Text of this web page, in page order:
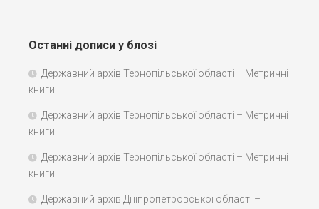
Останні дописи у блозі
Державний архів Тернопільської області – Метричні
книги
Державний архів Тернопільської області – Метричні
книги
Державний архів Тернопільської області – Метричні
книги
Державний архів Дніпропетровської області –